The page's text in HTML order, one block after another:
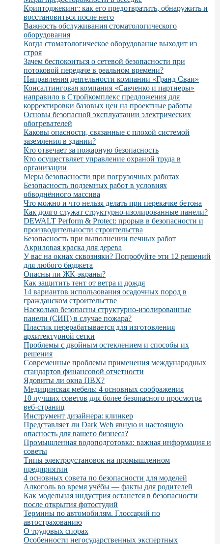
Криптоджекинг: как его предотвратить, обнаружить и
восстановиться после него
Важность обслуживания стоматологического
оборудования
Когда стоматологическое оборудование выходит из
строя
Зачем беспокоиться о сетевой безопасности при
потоковой передаче в реальном времени?
Направления деятельности компании «Гранд Сваи»
Консалтинговая компания «Савченко и партнеры»
направило в Стройкомплекс предложения для
корректировки базовых цен на проектные работы
Основы безопасной эксплуатации электрических
обогревателей
Каковы опасности, связанные с плохой системой
заземления в здании?
Кто отвечает за пожарную безопасность
Кто осуществляет управление охраной труда в
организации
Меры безопасности при погрузочных работах
Безопасность подземных работ в условиях
обводнённого массива
Что можно и что нельзя делать при перекачке бетона
Как долго служат структурно-изолированные панели?
DEWALT Perform & Protect: прорыв в безопасности и
производительности строительства
Безопасность при выполнении печных работ
Акриловая краска для дерева
У вас на окнах сквозняки? Попробуйте эти 12 решений
для любого бюджета
Опасны ли ЖК-экраны?
Как защитить тент от ветра и дождя
14 вариантов использования осадочных пород в
гражданском строительстве
Насколько безопасны структурно-изолированные
панели (СИП) в случае пожара?
Пластик перерабатывается для изготовления
архитектурной сетки
Проблемы с двойным остеклением и способы их
решения
Современные проблемы применения международных
стандартов финансовой отчетности
Ядовиты ли окна ПВХ?
Медицинская мебель: 4 основных соображения
10 лучших советов для более безопасного просмотра
веб-страниц
Инструмент дизайнера: клинкер
Представляет ли Dark Web явную и настоящую
опасность для вашего бизнеса?
Промышленная водоподготовка: важная информация и
советы
Типы электроустановок на промышленном
предприятии
4 основных совета по безопасности для моделей
Алкоголь во время учёбы — факты для родителей
Как модельная индустрия останется в безопасности
после открытия фотостудий
Термины по автомобилям. Глоссарий по
автострахованию
О трудовых спорах
Особенности негосударственных экспертных